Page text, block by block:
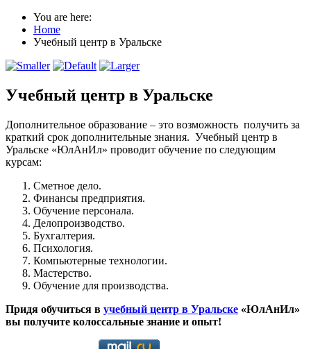
You are here:
Home
Учебный центр в Уральске
Учебный центр в Уральске
Дополнительное образование – это возможность получить за
краткий срок дополнительные знания. Учебный центр в
Уральске «ЮлАнИл» проводит обучение по следующим
курсам:
Сметное дело.
Финансы предприятия.
Обучение персонала.
Делопроизводство.
Бухгалтерия.
Психология.
Компьютерные технологии.
Мастерство.
Обучение для производства.
Придя обучиться в учебный центр в Уральске «ЮлАнИл»
вы получите колоссальные знание и опыт!